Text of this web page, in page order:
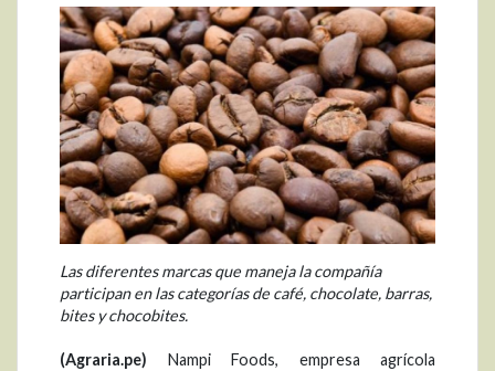
Las diferentes marcas que maneja la compañía
participan en las categorías de café, chocolate, barras,
bites y chocobites.
(Agraria.pe) Nampi Foods, empresa agrícola